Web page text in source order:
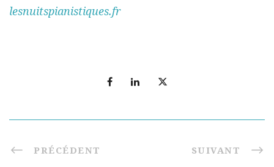
lesnuitspianistiques.fr
PRÉCÉDENT SUIVANT